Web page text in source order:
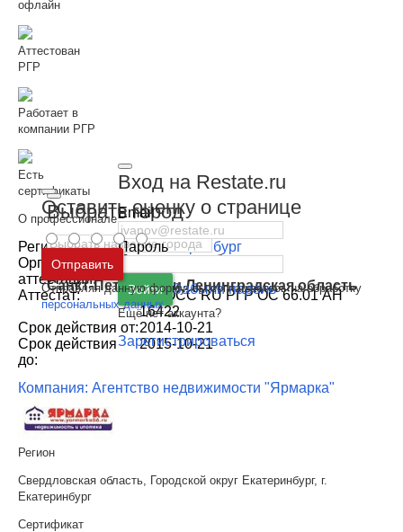
Выбрать город
Москва и
Московская область
Санкт-Петербург иЛенинградская область
Вход на Restate.ru
Email
Пароль
Войти Забыли пароль
Ещё нет аккаунта?
Зарегистрироваться
офлайн
Аттестован
РГР
Работает в
компании РГР
Есть
сертификаты
О профессионале
Регион:
г. Екатеринбург
Орган
аттестации:
Аттестат:
№РОСС RU РГР ОС 66.01 АН
16422
Срок действия от:2014-10-21
Срок действия
до:
2015-10-21
Компания: Агентство недвижимости "Ярмарка"
Регион
Свердловская область, Городской округ Екатеринбург, г.
Екатеринбург
Сертификат
Оставить оценку о странице
Отправить
Отправляя данную форму, вы соглашаетесь на обработку
персональных данных